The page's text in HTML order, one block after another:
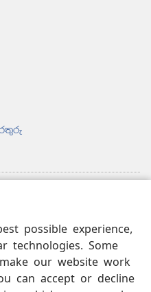
possible experience,
technologies. Some
our website work
can accept or decline